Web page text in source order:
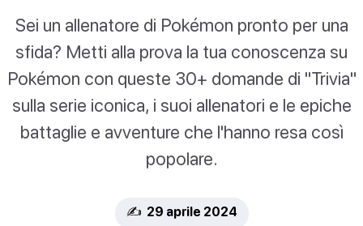
Sei un allenatore di Pokémon pronto per una
sfida? Metti alla prova la tua conoscenza su
Pokémon con queste 30+ domande di "Trivia"
sulla serie iconica, i suoi allenatori e le epiche
battaglie e avventure che l'hanno resa così
popolare.
✍️ 29 aprile 2024